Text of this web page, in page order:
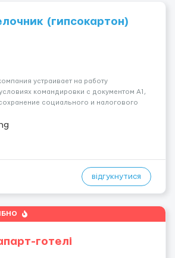
(гипсокартон)
устраивает на работу
командировки с документом A1,
социального и налогового
стран с упрощенным доступом к
відгукнутися
готелі